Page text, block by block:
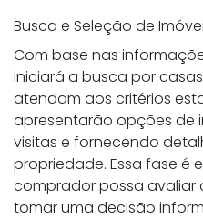
Busca e Seleção de
Com base nas
iniciará a busca por
atendam aos critérios
apresentarão opções de
visitas e fornecendo
propriedade. Essa fase é
comprador possa avaliar
tomar uma decisão